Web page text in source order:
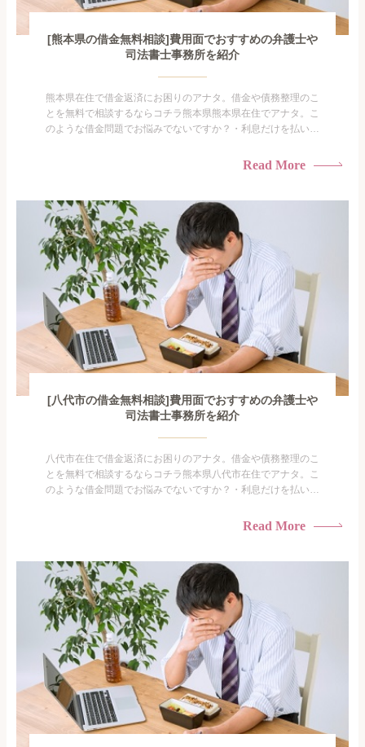
[熊本県の借金無料相談]費用面でおすすめの弁護士や
司法書士事務所を紹介
熊本県在住で借金返済にお困りのアナタ。借金や債務整理のこ
とを無料で相談するならコチラ熊本県熊本県在住でアナタ。こ
のような借金問題でお悩みでないですか？・利息だけを払い続
られたくない・借金の催促、取り立てで憂鬱になる。・闇金に
がありま...
Read More
[八代市の借金無料相談]費用面でおすすめの弁護士や
司法書士事務所を紹介
八代市在住で借金返済にお困りのアナタ。借金や債務整理のこ
とを無料で相談するならコチラ熊本県八代市在住でアナタ。こ
のような借金問題でお悩みでないですか？・利息だけを払い続
られたくない・借金の催促、取り立てで憂鬱になる。・闇金に
がありま...
Read More